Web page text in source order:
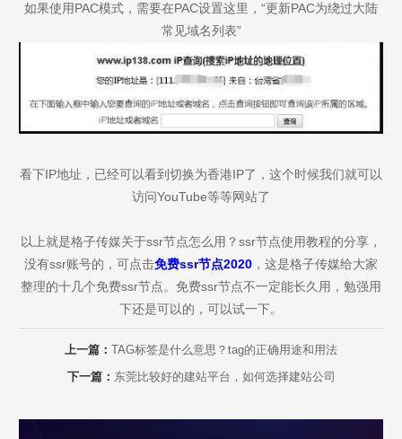
如果使用PAC模式，需要在PAC设置这里，“更新PAC为绕过大陆
常见域名列表”
看下IP地址，已经可以看到切换为香港IP了，这个时候我们就可以
访问YouTube等等网站了
以上就是格子传媒关于ssr节点怎么用？ssr节点使用教程的分享，
没有ssr账号的，可点击免费ssr节点2020 ，这是格子传媒给大家
整理的十几个免费ssr节点。免费ssr节点不一定能长久用，勉强用
下还是可以的，可以试一下。
上一篇： TAG标签是什么意思？tag的正确用途和用法
下一篇： 东莞比较好的建站平台，如何选择建站公司